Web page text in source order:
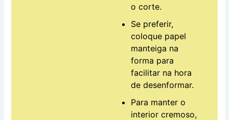
o corte.
Se preferir,
coloque papel
manteiga na
forma para
facilitar na hora
de desenformar.
Para manter o
interior cremoso,